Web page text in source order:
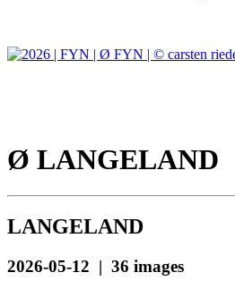
Ø LANGELAND
LANGELAND
2026-05-12 | 36 images